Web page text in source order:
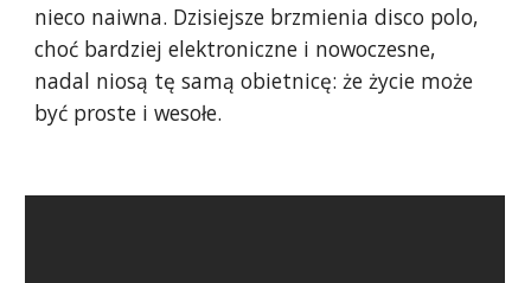
nieco naiwna. Dzisiejsze brzmienia disco polo,
choć bardziej elektroniczne i nowoczesne,
nadal niosą tę samą obietnicę: że życie może
być proste i wesołe.